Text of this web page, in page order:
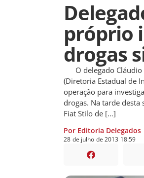
próprio
drogas
O delegado Cláudio
(Diretoria Estadual de
operação para
drogas. Na tarde
Fiat Stilo de […]
Por Editoria Delegados
28 de julho de2013 18:59